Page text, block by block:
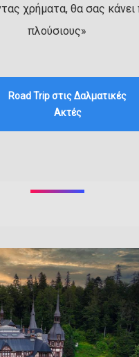
χρήματα, θα σας κάνει
πλούσιους»
Road Trip στις Δαλματικές
Ακτές